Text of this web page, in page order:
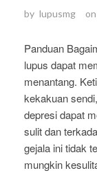
by lupusmg on
Panduan
lupus dapat
menantang.
kekakuan
depresi dapat
sulit dan
gejala ini tidak
mungkin